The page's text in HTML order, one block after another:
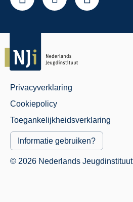
Juridisch
Menu
Privacyverklaring
Cookiepolicy
Toegankelijkheidsverklaring
Informatie gebruiken?
© 2026 Nederlands Jeugdinstituut